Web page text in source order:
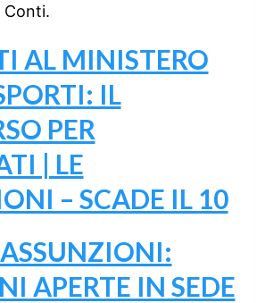
Conti.
AL MINISTERO
IL
PER
| LE
– SCADE IL 10
APERTE IN SEDE